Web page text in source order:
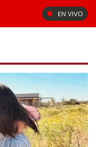
EN VIVO